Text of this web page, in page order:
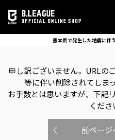
B.LEAGUE
OFFICIAL ONLINE SHOP
熊本県で発生した地震に伴
申し訳ございません。 URLの
等に伴い削除されてしま
お手数とは思いますが、下記
くださ
前ページ